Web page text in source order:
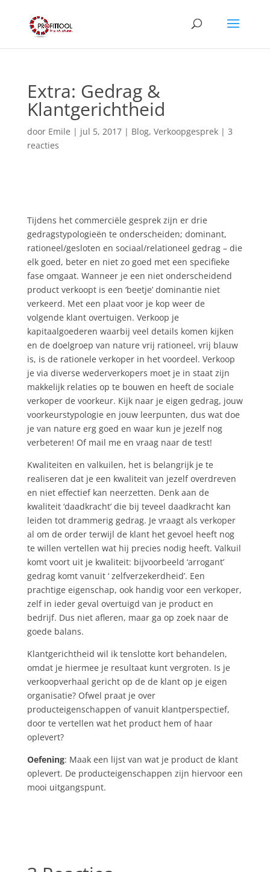
Extra: Gedrag &
Klantgerichtheid
door Emile | jul 5, 2017| Blog, Verkoopgesprek| 3
reacties
Tijdens het commerciële gesprek zijn er drie
gedragstypologieën te onderscheiden; dominant,
rationeel/gesloten en sociaal/relationeel gedrag – die
elk goed, beter en niet zo goed met een specifieke
fase omgaat. Wanneer je een niet onderscheidend
product verkoopt is een ‘beetje’ dominantie niet
verkeerd. Met een plaat voor je kop weer de
volgende klant overtuigen. Verkoop je
kapitaalgoederen waarbij veel details komen kijken
en de doelgroep van nature vrij rationeel, vrij blauw
is, is de rationele verkoper in het voordeel. Verkoop
je via diverse wederverkopers moet je in staat zijn
makkelijk relaties op te bouwen en heeft de sociale
verkoper de voorkeur. Kijk naar je eigen gedrag, jouw
voorkeurstypologie en jouw leerpunten, dus wat doe
je van nature erg goed en waar kun je jezelf nog
verbeteren! Of mail me en vraag naar de test!
Kwaliteiten en valkuilen, het is belangrijk je te
realiseren dat je een kwaliteit van jezelf overdreven
en niet effectief kan neerzetten. Denk aan de
kwaliteit ‘daadkracht’ die bij teveel daadkracht kan
leiden tot drammerig gedrag. Je vraagt als verkoper
al om de order terwijl de klant het gevoel heeft nog
te willen vertellen wat hij precies nodig heeft. Valkuil
komt voort uit je kwaliteit: bijvoorbeeld ‘arrogant’
gedrag komt vanuit ‘ zelfverzekerdheid’. Een
prachtige eigenschap, ook handig voor een verkoper,
zelf in ieder geval overtuigd van je product en
bedrijf. Dus niet afleren, maar ga op zoek naar de
goede balans.
Klantgerichtheid wil ik tenslotte kort behandelen,
omdat je hiermee je resultaat kunt vergroten. Is je
verkoopverhaal gericht op de de klant op je eigen
organisatie? Ofwel praat je over
producteigenschappen of vanuit klantperspectief,
door te vertellen wat het product hem of haar
oplevert?
Oefening: Maak een lijst van wat je product de klant
oplevert. De producteigenschappen zijn hiervoor een
mooi uitgangspunt.